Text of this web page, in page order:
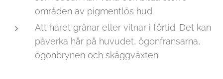
områden av pigmentlös hud.
Att håret grånar eller vitnar i förtid. Det kan
påverka hår på huvudet, ögonfransarna,
ögonbrynen och skäggväxten.